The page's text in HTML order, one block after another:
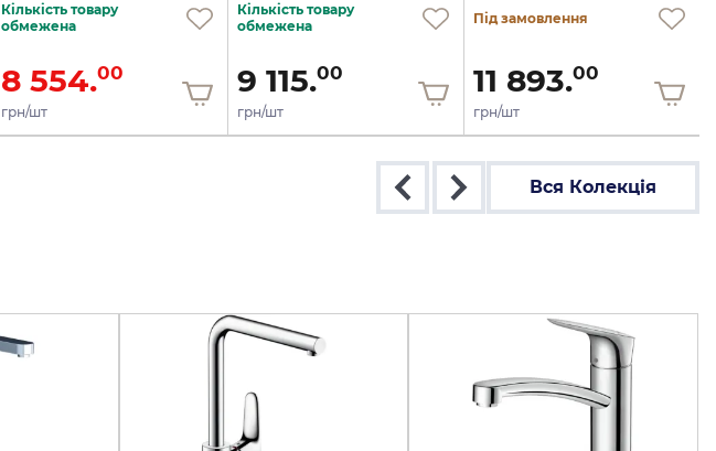
Кількість товару
обмежена
8 554.00
грн/шт
Кількість товару
обмежена
9 115.00
грн/шт
Під замовлення
11 893.00
грн/шт
Вся Колекція